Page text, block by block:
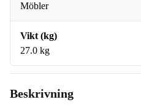
Möbler
Vikt (kg)
27.0 kg
Beskrivning